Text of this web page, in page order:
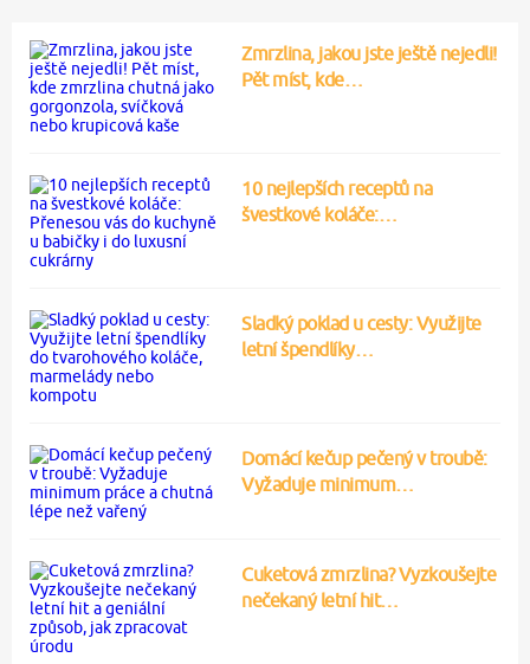
Zmrzlina, jakou jste ještě nejedli!
Pět míst, kde…
10 nejlepších receptů na
švestkové koláče:…
Sladký poklad u cesty: Využijte
letní špendlíky…
Domácí kečup pečený v troubě:
Vyžaduje minimum…
Cuketová zmrzlina? Vyzkoušejte
nečekaný letní hit…